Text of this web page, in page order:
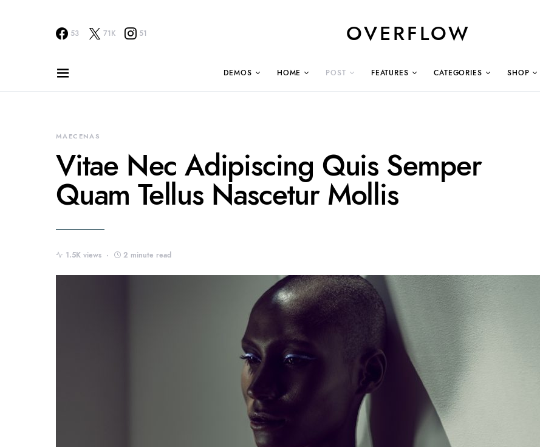
53 71K 51 OVERFLOW
DEMOS HOME POST FEATURES CATEGORIES SHOP
MAECENAS
Vitae Nec Adipiscing Quis Semper
Quam Tellus Nascetur Mollis
1.5K views 2 minute read